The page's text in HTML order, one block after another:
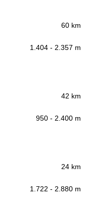
60 km
1.404 - 2.357 m
42 km
950 - 2.400 m
24 km
1.722 - 2.880 m